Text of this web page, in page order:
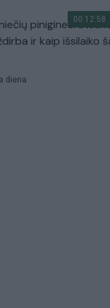
00:12:58
pinigines:
ir kaip išsilaiko
diena